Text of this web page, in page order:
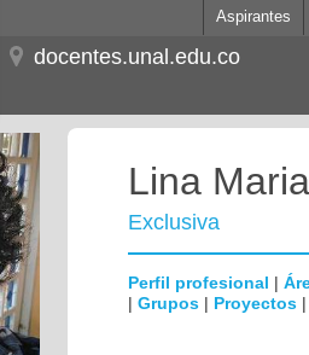
Aspirantes
docentes.unal.edu.co
Lina
Exclusiva
Perfil profesional |
| Grupos | Proyectos